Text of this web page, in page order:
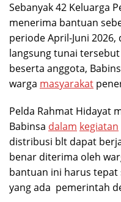
Sebanyak 42 Keluarga
menerima bantuan
periode April-Juni
langsung tunai
beserta anggota,
warga masyarakat
Pelda Rahmat Hidayat
Babinsa dalam kegiatan
distribusi blt dapat
benar diterima oleh
bantuan ini harus tepat
yang ada pemerintah